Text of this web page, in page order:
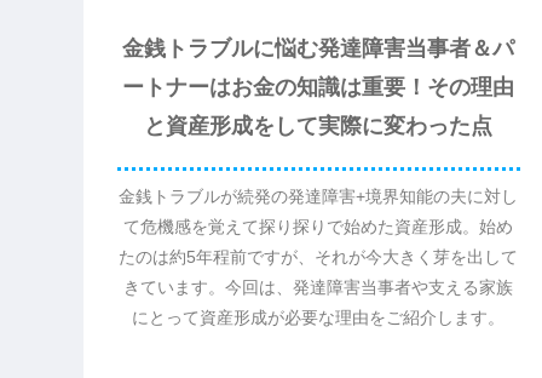
金銭トラブルに悩む発達障害当事者＆パ
ートナーはお金の知識は重要！その理由
と資産形成をして実際に変わった点
金銭トラブルが続発の発達障害+境界知能の夫に対し
て危機感を覚えて探り探りで始めた資産形成。始め
たのは約5年程前ですが、それが今大きく芽を出して
きています。今回は、発達障害当事者や支える家族
にとって資産形成が必要な理由をご紹介します。